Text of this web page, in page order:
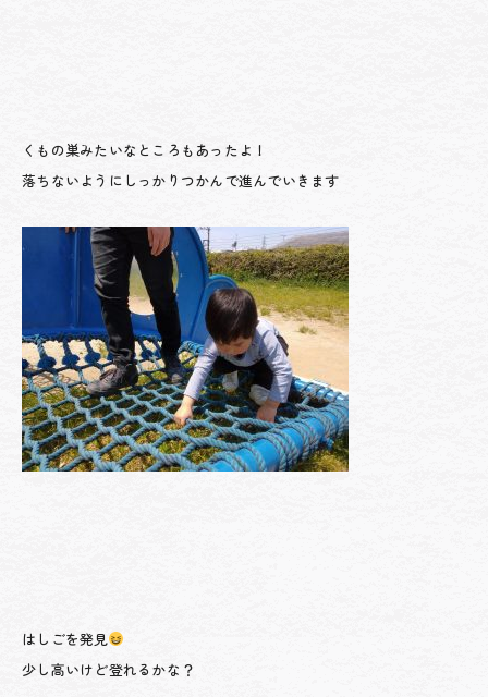
くもの巣みたいなところもあったよ！
落ちないようにしっかりつかんで進んでいきます
はしごを発見
少し高いけど登れるかな？